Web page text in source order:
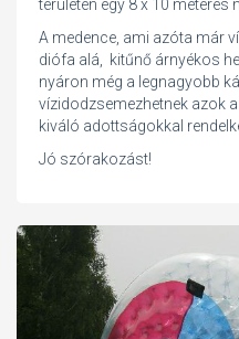
területén egy 8 x 10
A medence, ami azóta már
diófa alá, kitűnő árnyékos
nyáron még a legnagyobb
vízidodzsemezhetnek azok
kiváló adottságokkal
Jó szórakozást!